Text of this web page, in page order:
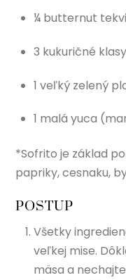
¼ butternut
3 kukuričné
1 veľký zelený
1 malá yuca
*Sofrito je základ
papriky, cesnaku,
POSTUP
Všetky
veľkej mise.
mäsa a